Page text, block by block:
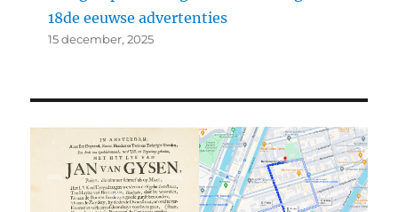
18de eeuwse advertenties
15 december, 2025